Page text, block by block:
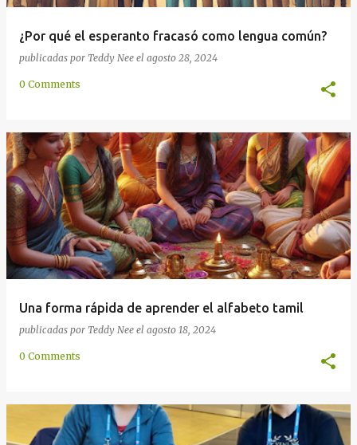
¿Por qué el esperanto fracasó como lengua común?
publicadas por Teddy Nee el agosto 28, 2024
0 Comments
Una forma rápida de aprender el alfabeto tamil
publicadas por Teddy Nee el agosto 18, 2024
0 Comments